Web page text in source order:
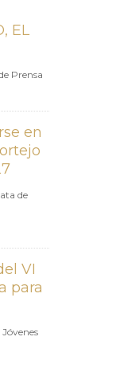
EL
Prensa
en
de
VI
para